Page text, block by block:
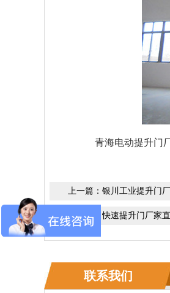
青海电动提升门厂
上一篇： 银川工业提升门
下一篇： 快速提升门厂家
联系我们